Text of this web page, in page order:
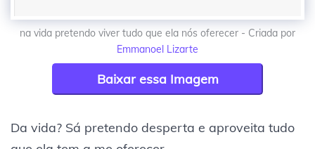
na vida pretendo viver tudo que ela nós oferecer - Criada por
Emmanoel Lizarte
Baixar essa Imagem
Da vida? Sá pretendo desperta e aproveita tudo